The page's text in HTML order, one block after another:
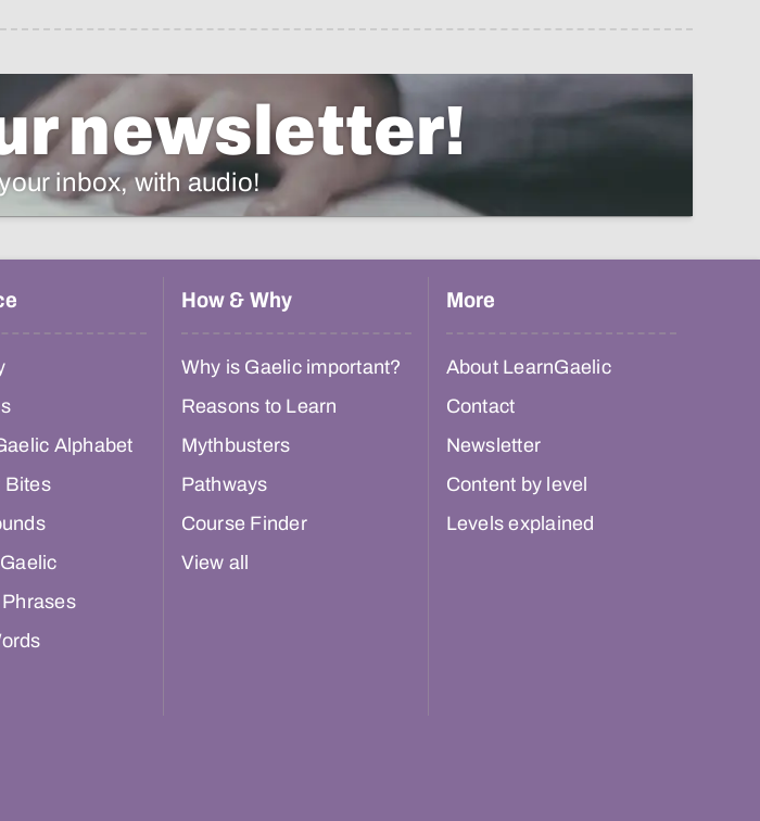
newsletter!
inbox, with audio!
Alphabet
Bites
How & Why
Why is Gaelic important?
Reasons to Learn
Mythbusters
Pathways
Course Finder
View all
More
About LearnGaelic
Contact
Newsletter
Content by level
Levels explained